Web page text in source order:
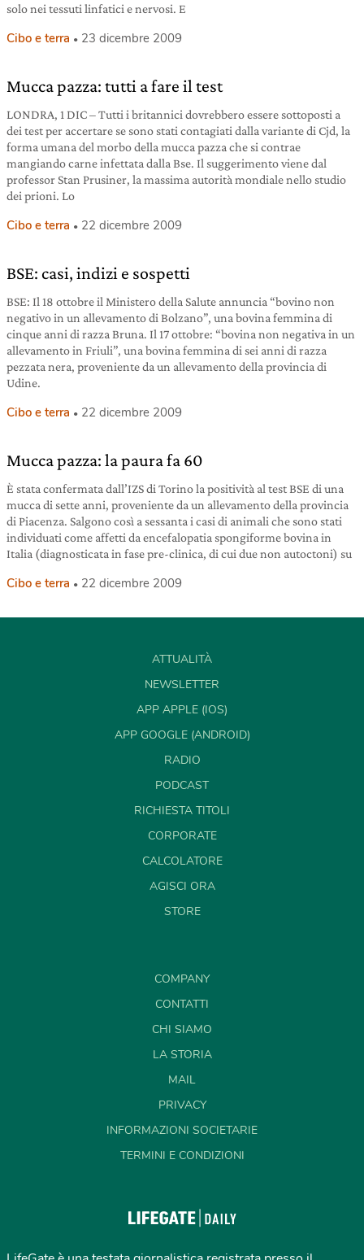
solo nei tessuti linfatici e nervosi. E
Cibo e terra 23 dicembre 2009
Mucca pazza: tutti a fare il test
LONDRA, 1 DIC – Tutti i britannici dovrebbero essere sottoposti a
dei test per accertare se sono stati contagiati dalla variante di Cjd, la
forma umana del morbo della mucca pazza che si contrae
mangiando carne infettata dalla Bse. Il suggerimento viene dal
professor Stan Prusiner, la massima autorità mondiale nello studio
dei prioni. Lo
Cibo e terra 22 dicembre 2009
BSE: casi, indizi e sospetti
BSE: Il 18 ottobre il Ministero della Salute annuncia “bovino non
negativo in un allevamento di Bolzano”, una bovina femmina di
cinque anni di razza Bruna. Il 17 ottobre: “bovina non negativa in un
allevamento in Friuli”, una bovina femmina di sei anni di razza
pezzata nera, proveniente da un allevamento della provincia di
Udine.
Cibo e terra 22 dicembre 2009
Mucca pazza: la paura fa 60
È stata confermata dall’IZS di Torino la positività al test BSE di una
mucca di sette anni, proveniente da un allevamento della provincia
di Piacenza. Salgono così a sessanta i casi di animali che sono stati
individuati come affetti da encefalopatia spongiforme bovina in
Italia (diagnosticata in fase pre-clinica, di cui due non autoctoni) su
Cibo e terra 22 dicembre 2009
ATTUALITÀ
NEWSLETTER
APP APPLE (IOS)
APP GOOGLE (ANDROID)
RADIO
PODCAST
RICHIESTA TITOLI
CORPORATE
CALCOLATORE
AGISCI ORA
STORE
COMPANY
CONTATTI
CHI SIAMO
LA STORIA
MAIL
PRIVACY
INFORMAZIONI SOCIETARIE
TERMINI E CONDIZIONI